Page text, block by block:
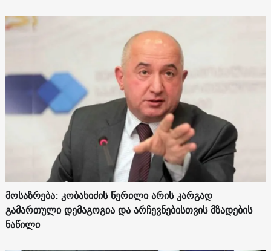
მოსაზრება: კობახიძის წერილი არის კარგად
გამართული დემაგოგია და არჩევნებისთვის მზადების
ნაწილი